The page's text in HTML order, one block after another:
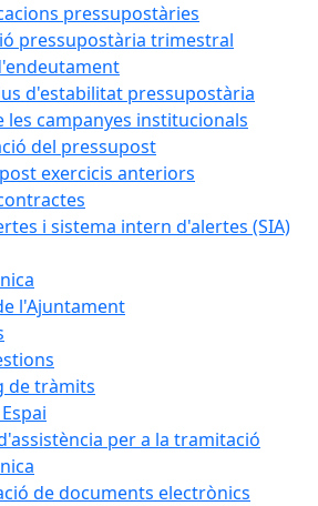
pressupostàries
pressupostària trimestral
d'estabilitat pressupostària
les campanyes institucionals
del pressupost
exercicis anteriors
i sistema intern d'alertes (SIA)
l'Ajuntament
de tràmits
per a la tramitació
de documents electrònics